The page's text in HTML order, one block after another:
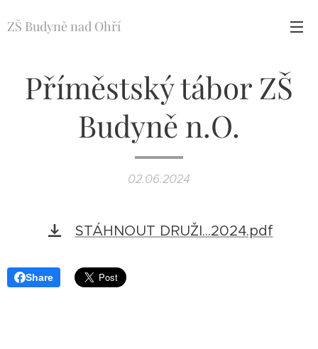
ZŠ Budyně nad Ohří
Příměstský tábor ZŠ
Budyně n.O.
02.06.2024
STÁHNOUT DRUŽI...2024.pdf
Share